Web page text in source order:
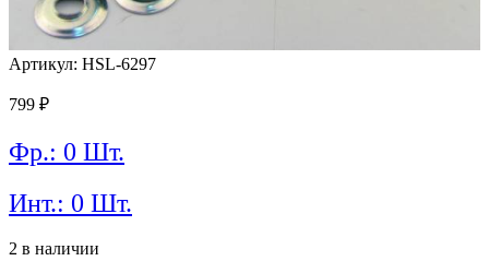
Артикул: HSL-6297
799 ₽
Фр.: 0 Шт.
Инт.: 0 Шт.
2 в наличии